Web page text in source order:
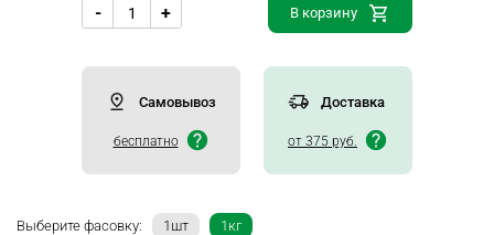
- + В корзину
Самовывоз
бесплатно
Доставка
от 375 руб.
Выберите фасовку: 1шт 1кг